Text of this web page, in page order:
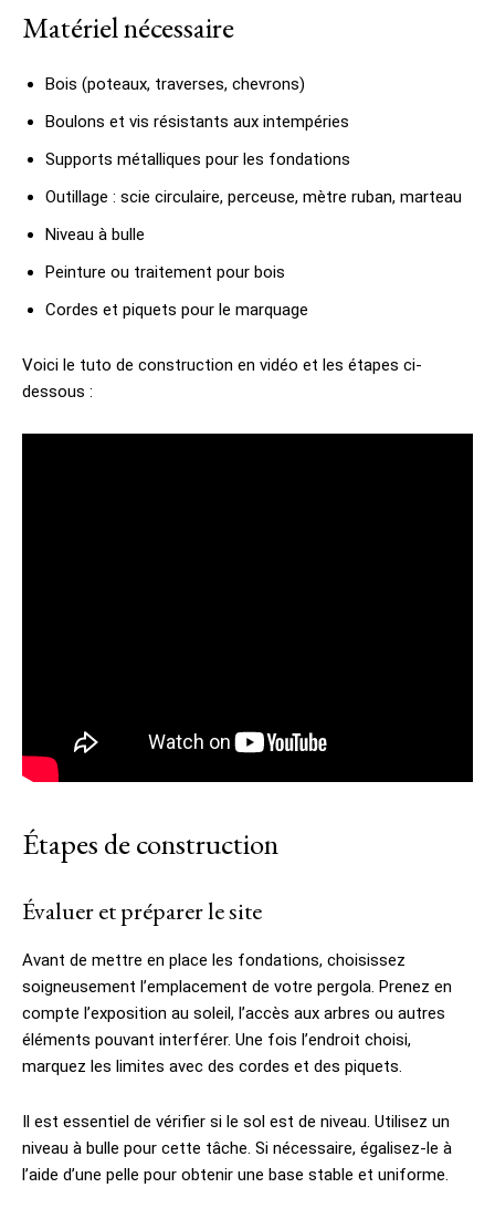
Matériel nécessaire
Bois (poteaux, traverses, chevrons)
Boulons et vis résistants aux intempéries
Supports métalliques pour les fondations
Outillage : scie circulaire, perceuse, mètre ruban, marteau
Niveau à bulle
Peinture ou traitement pour bois
Cordes et piquets pour le marquage
Voici le tuto de construction en vidéo et les étapes ci-
dessous :
Étapes de construction
Évaluer et préparer le site
Avant de mettre en place les fondations, choisissez
soigneusement l’emplacement de votre pergola. Prenez en
compte l’exposition au soleil, l’accès aux arbres ou autres
éléments pouvant interférer. Une fois l’endroit choisi,
marquez les limites avec des cordes et des piquets.
Il est essentiel de vérifier si le sol est de niveau. Utilisez un
niveau à bulle pour cette tâche. Si nécessaire, égalisez-le à
l’aide d’une pelle pour obtenir une base stable et uniforme.